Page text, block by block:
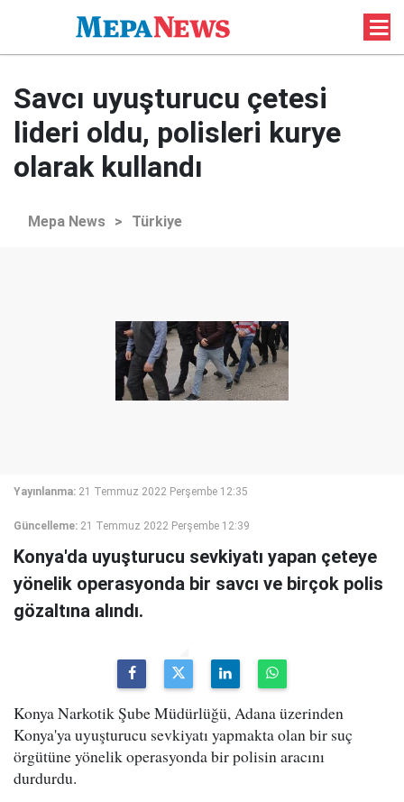
Savcı uyuşturucu çetesi
lideri oldu, polisleri kurye
olarak kullandı
Mepa News > Türkiye
Yayınlanma: 21 Temmuz 2022 Perşembe 12:35
Güncelleme: 21 Temmuz 2022 Perşembe 12:39
Konya'da uyuşturucu sevkiyatı yapan çeteye
yönelik operasyonda bir savcı ve birçok polis
gözaltına alındı.
Konya Narkotik Şube Müdürlüğü, Adana üzerinden
Konya'ya uyuşturucu sevkiyatı yapmakta olan bir suç
örgütüne yönelik operasyonda bir polisin aracını
durdurdu.